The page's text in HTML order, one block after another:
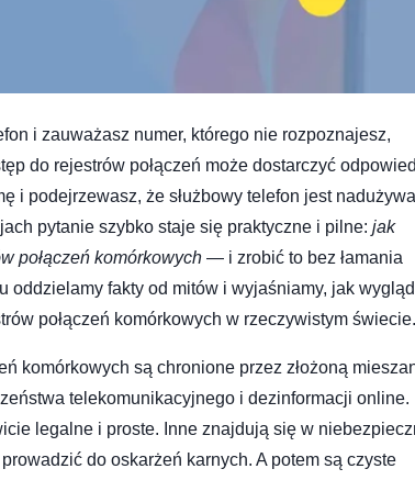
i zauważasz numer, którego nie rozpoznajesz,
do rejestrów połączeń może dostarczyć
i podejrzewasz, że służbowy telefon jest
pytanie szybko staje się praktyczne i pilne: jak
połączeń komórkowych — i zrobić to bez łamania
oddzielamy fakty od mitów i wyjaśniamy, jak
połączeń komórkowych w rzeczywistym świecie.
komórkowych są chronione przez złożoną
telekomunikacyjnego i dezinformacji online.
legalne i proste. Inne znajdują się w
prowadzić do oskarżeń karnych. A potem są czyste